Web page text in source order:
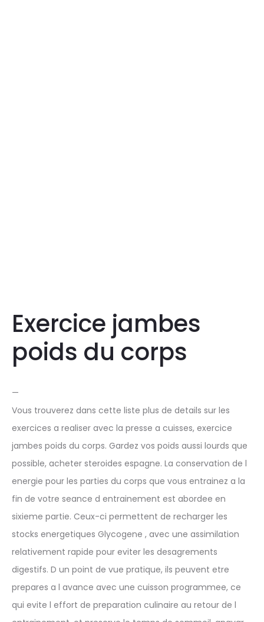
Exercice jambes
poids du corps
—
Vous trouverez dans cette liste plus de details sur les
exercices a realiser avec la presse a cuisses, exercice
jambes poids du corps. Gardez vos poids aussi lourds que
possible, acheter steroides espagne. La conservation de l
energie pour les parties du corps que vous entrainez a la
fin de votre seance d entrainement est abordee en
sixieme partie. Ceux-ci permettent de recharger les
stocks energetiques Glycogene , avec une assimilation
relativement rapide pour eviter les desagrements
digestifs. D un point de vue pratique, ils peuvent etre
prepares a l avance avec une cuisson programmee, ce
qui evite l effort de preparation culinaire au retour de l